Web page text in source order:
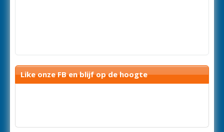
Like onze FB en blijf op de hoogte